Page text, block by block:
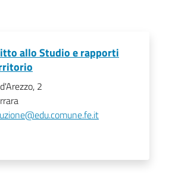
allo Studio e rapporti
2